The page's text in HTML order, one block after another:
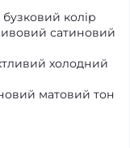
колір
сатиновий
холодний
матовий тон